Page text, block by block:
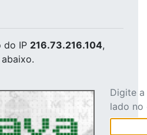
do IP 216.73.216.104,
Digite
lado no